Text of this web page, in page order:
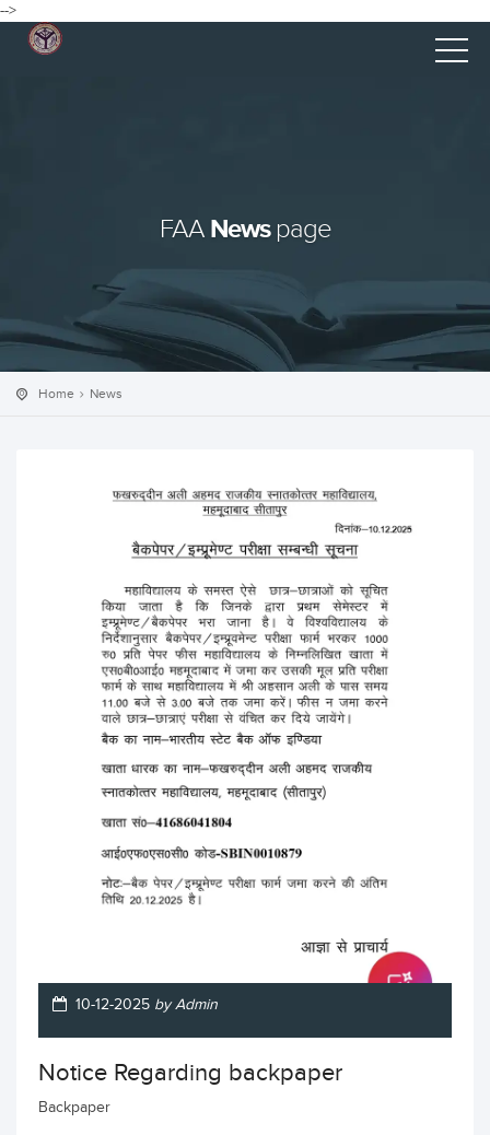
-->
FAA Newspage
Home News
10-12-2025by Admin
Notice Regarding backpaper
Backpaper